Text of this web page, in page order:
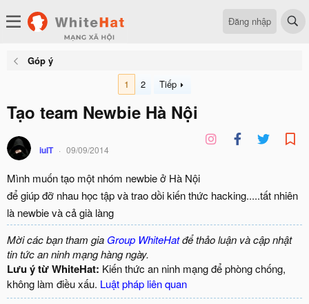
Đăng nhập
Góp ý
1
2 Tiếp
Tạo team Newbie Hà Nội
iuIT 09/09/2014
Mình muốn tạo một nhóm newbie ở Hà Nội
để giúp đỡ nhau học tập và trao dồi kiến thức hacking.....tất nhiên
là newbie và cả già làng
Mời các bạn tham gia Group WhiteHatđể thảo luận và cập nhật
tin tức an ninh mạng hàng ngày.
Lưu ý từ WhiteHat: Kiến thức an ninh mạng để phòng chống,
không làm điều xấu. Luật pháp liên quan